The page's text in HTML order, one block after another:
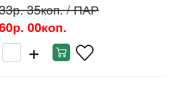
35коп./ ПАР
00коп.
+